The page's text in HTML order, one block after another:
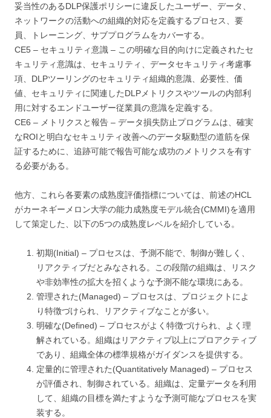
妥当性のあるDLP保護ポリシーに違反したユーザー、データ、
ネットワークの活動への組織的対応を定義するプロセス、要
員、トレーニング、サブプログラムをカバーする。
CE5 – セキュリティ意識 – この明確な目的向けに定義されたセ
キュリティ意識は、セキュリティ、データセキュリティ考慮事
項、DLPツーリングのセキュリティ組織的意識、必要性、価
値、セキュリティに関連したDLPメトリクスやツールの内部利
用に対するエンドユーザー従業員の意識を定義する。
CE6 – メトリクスと報告 – データ損失防止プログラムは、確実
なROIと明白なセキュリティ改善へのデータ駆動型の道筋を保
証するために、追跡可能で報告可能な成功のメトリクスを有す
る必要がある。
他方、これら各要素の成熟度評価指標については、前述のHCL
がカーネギーメロン大学の能力成熟度モデル統合(CMMI)を適用
して策定した、以下の5つの成熟度レベルを紹介している。
初期(Initial) – プロセスは、予測不能で、制御が難しく、
リアクティブだとみなされる。この段階の組織は、リスク
や非効率性の拡大を招くような予測不能な環境にある。
管理された(Managed) – プロセスは、プロジェクトによ
り特徴づけられ、リアクティブなことが多い。
明確な(Defined) – プロセスがよく特徴づけられ、よく理
解されている。組織はリアクティブ以上にプロアクティブ
であり、組織全体の標準規格がガイダンスを提供する。
定量的に管理された(Quantitatively Managed) – プロセス
が評価され、制御されている。組織は、定量データを利用
して、組織の目標を満たすような予測可能なプロセスを実
装する。